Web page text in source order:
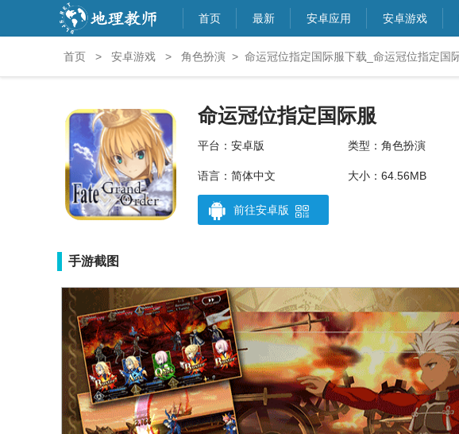
首页 最新 安卓应用 安卓游戏
首页 > 安卓游戏 > 角色扮演 > 命运冠位指定国际服下载_命运冠位指定国
命运冠位指定国际服
平台：安卓版 类型：角色扮演
语言：简体中文 大小：64.56MB
前往安卓版
手游截图